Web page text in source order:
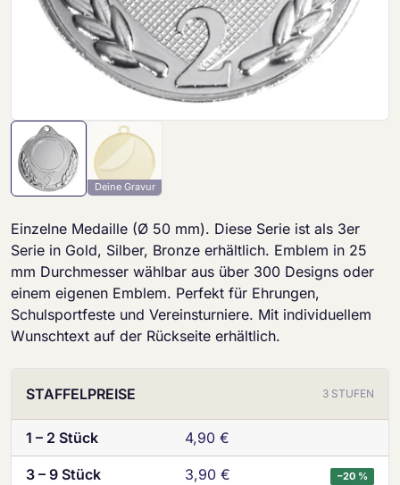
Deine Gravur
Einzelne Medaille (Ø 50 mm). Diese Serie ist als 3er
Serie in Gold, Silber, Bronze erhältlich. Emblem in 25
mm Durchmesser wählbar aus über 300 Designs oder
einem eigenen Emblem. Perfekt für Ehrungen,
Schulsportfeste und Vereinsturniere. Mit individuellem
Wunschtext auf der Rückseite erhältlich.
STAFFELPREISE 3 STUFEN
1 – 2 Stück 4,90 €
3 – 9 Stück 3,90 € −20 %